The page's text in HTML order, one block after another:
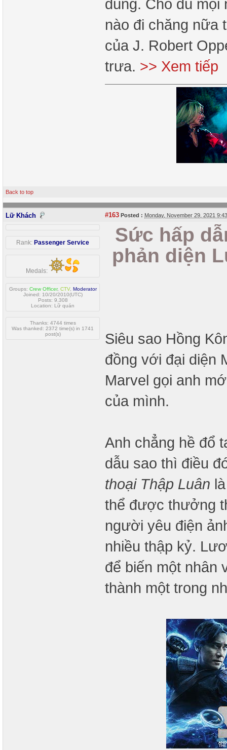
dùng. Cho dù mọi
nào đi chăng nữa
của J. Robert
trưa. >> Xem tiếp
Back to top
Lữ Khách #163 Posted : Monday, November 29, 2021
Rank: Passenger Service
Medals:
Groups: Crew Officer, CTV, Moderator
Joined: 10/20/2010(UTC)
Posts: 9,308
Location: Lữ quán
Thanks: 4744 times
Was thanked: 2372 time(s) in 1741
post(s)
Sức hấp
phản diện
Siêu sao Hồng
đồng với đại diện
Marvel gọi anh
của mình.
Anh chẳng hề đổ
dẫu sao thì điều
thoại Thập Luân
thể được thưởng
người yêu điện
nhiều thập kỷ.
để biến một nhân
thành một trong